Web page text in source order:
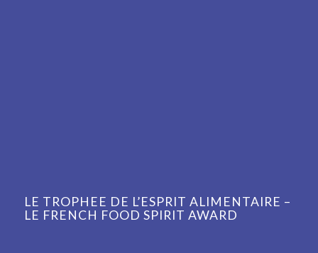
LE TROPHEE DE L’ESPRIT ALIMENTAIRE –
LE FRENCH FOOD SPIRIT AWARD